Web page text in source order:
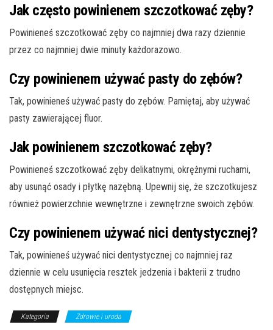
Jak często powinienem szczotkować zęby?
Powinieneś szczotkować zęby co najmniej dwa razy dziennie
przez co najmniej dwie minuty każdorazowo.
Czy powinienem używać pasty do zębów?
Tak, powinieneś używać pasty do zębów. Pamiętaj, aby używać
pasty zawierającej fluor.
Jak powinienem szczotkować zęby?
Powinieneś szczotkować zęby delikatnymi, okrężnymi ruchami,
aby usunąć osady i płytkę nazębną. Upewnij się, że szczotkujesz
również powierzchnie wewnętrzne i zewnętrzne swoich zębów.
Czy powinienem używać nici dentystycznej?
Tak, powinieneś używać nici dentystycznej co najmniej raz
dziennie w celu usunięcia resztek jedzenia i bakterii z trudno
dostępnych miejsc.
Kategoria Zdrowie i uroda